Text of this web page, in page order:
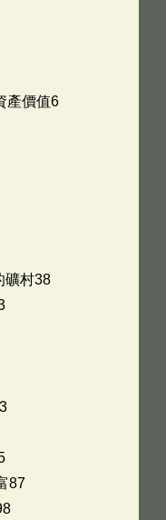
產價值6
礦村38
87